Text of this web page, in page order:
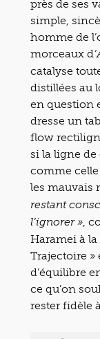
près de ses
simple,
homme de
morceaux d
catalyse
distillées au
en question
dresse un
flow
si la ligne de
comme
les mauvais
restant
l’ignorer » ,
Haramei à
Trajectoire
d’équilibre
ce qu’on
rester fidèle